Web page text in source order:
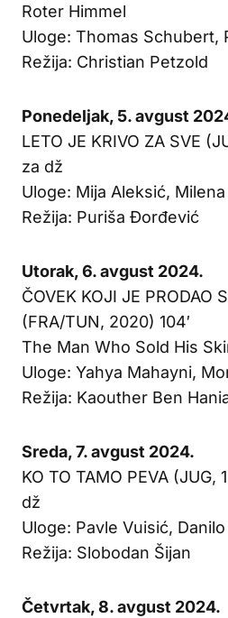
Roter Himmel
Uloge: Thomas Schubert,
Režija: Christian Petzold
Ponedeljak, 5. avgust
LETO JE KRIVO ZA SVE
za dž
Uloge: Mija Aleksić,
Režija: Puriša Đorđević
Utorak, 6. avgust 2024.
ČOVEK KOJI JE PRODAO
(FRA/TUN, 2020) 104′
The Man Who Sold His
Uloge: Yahya Mahayni,
Režija: Kaouther Ben
Sreda, 7. avgust 2024.
KO TO TAMO PEVA (JUG,
dž
Uloge: Pavle Vuisić,
Režija: Slobodan Šijan
Četvrtak, 8. avgust 2024.